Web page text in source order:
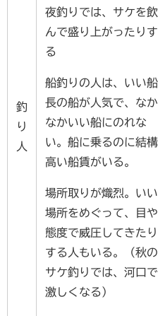
釣
り
人
夜釣りでは、サケを飲
んで盛り上がったりす
る
船釣りの人は、いい船
長の船が人気で、なか
なかいい船にのれな
い。船に乗るのに結構
高い船賃がいる。
場所取りが熾烈。いい
場所をめぐって、目や
態度で威圧してきたり
する人もいる。（秋の
サケ釣りでは、河口で
激しくなる）